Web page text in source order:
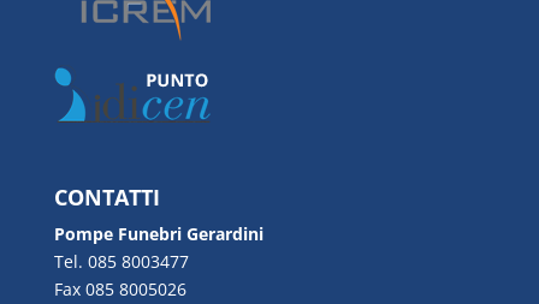
CONTATTI
Pompe Funebri Gerardini
Tel. 085 8003477
Fax 085 8005026